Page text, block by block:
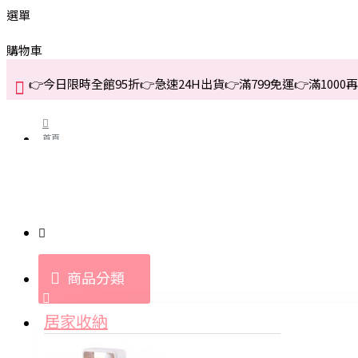
選單
購物車
👉今日限時全館95折👉急速24H出貨👉滿799免運👉滿1000
首頁
商品分類
居家收納
登入